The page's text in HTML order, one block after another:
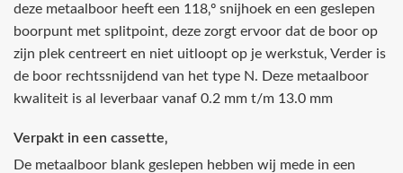
deze metaalboor heeft een 118‚º snijhoek en een geslepen
boorpunt met splitpoint, deze zorgt ervoor dat de boor op
zijn plek centreert en niet uitloopt op je werkstuk, Verder is
de boor rechtssnijdend van het type N. Deze metaalboor
kwaliteit is al leverbaar vanaf 0.2 mm t/m 13.0 mm
Verpakt in een cassette‚
De metaalboor blank geslepen hebben wij mede in een